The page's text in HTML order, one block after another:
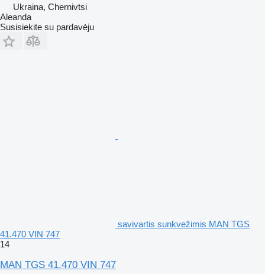
Ukraina, Chernivtsi
Aleanda
Susisiekite su pardavėju
savivartis sunkvežimis MAN TGS
41.470 VIN 747
14
MAN TGS 41.470 VIN 747